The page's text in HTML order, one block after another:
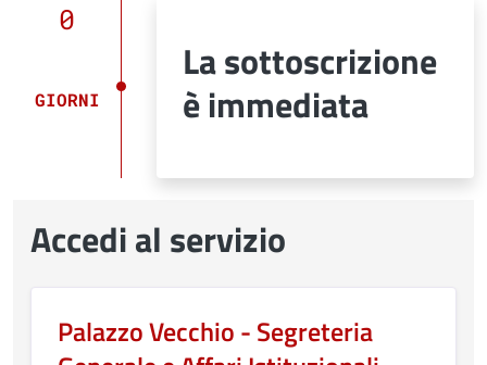
0
GIORNI
La sottoscrizione
è immediata
Accedi al servizio
Palazzo Vecchio - Segreteria